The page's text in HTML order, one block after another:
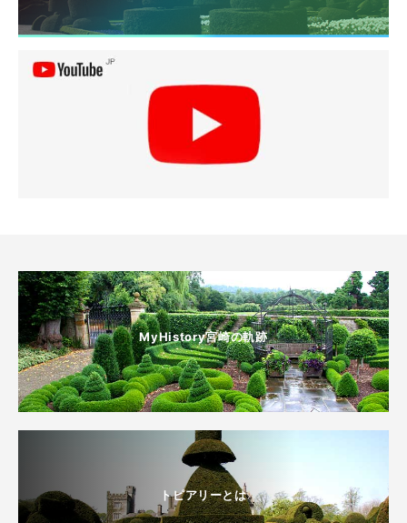
MyHistory宮崎の軌跡
トピアリーとは